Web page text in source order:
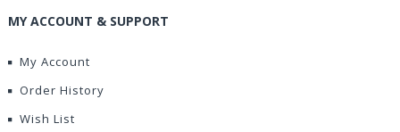
MY ACCOUNT & SUPPORT
My Account
Order History
Wish List